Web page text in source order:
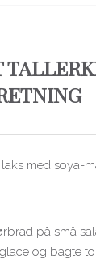
med soya-
på små
og bagte